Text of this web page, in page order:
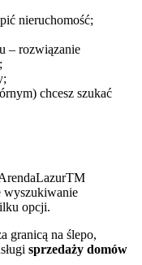
nieruchomość;
– rozwiązanie
chcesz szukać
wyszukiwanie
opcji.
granicą na ślepo,
sprzedaży domów